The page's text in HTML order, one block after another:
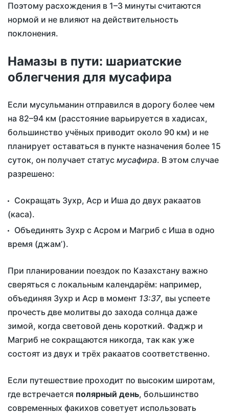
Поэтому расхождения в 1–3 минуты считаются
нормой и не влияют на действительность
поклонения.
Намазы в пути: шариатские
облегчения для мусафира
Если мусульманин отправился в дорогу более чем
на 82–94 км (расстояние варьируется в хадисах,
большинство учёных приводит около 90 км) и не
планирует оставаться в пункте назначения более 15
суток, он получает статус мусафира. В этом случае
разрешено:
Сокращать Зухр, Аср и Иша до двух ракаатов
(каса).
Объединять Зухр с Асром и Магриб с Иша в одно
время (джамʼ).
При планировании поездок по Казахстану важно
сверяться с локальным календарём: например,
объединяя Зухр и Аср в момент 13:37, вы успеете
прочесть две молитвы до захода солнца даже
зимой, когда световой день короткий. Фаджр и
Магриб не сокращаются никогда, так как уже
состоят из двух и трёх ракаатов соответственно.
Если путешествие проходит по высоким широтам,
где встречается полярный день, большинство
современных факихов советует использовать